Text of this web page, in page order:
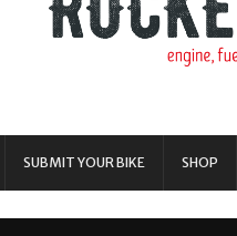
SUBMIT YOUR BIKE SHOP